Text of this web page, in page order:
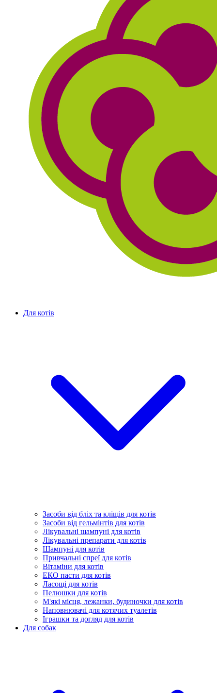
Для котів
Засоби від бліх та кліщів для котів
Засоби від гельмінтів для котів
Лікувальні шампуні для котів
Лікувальні препарати для котів
Шампуні для котів
Привчальні спреї для котів
Вітаміни для котів
ЕКО пасти для котів
Ласощі для котів
Пелюшки для котів
М'які місця, лежанки, будиночки для котів
Наповнювачі для котячих туалетів
Іграшки та догляд для котів
Для собак